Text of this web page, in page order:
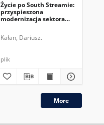
Życie po South Streamie:
przyspieszona
modernizacja sektora
Kałan, Dariusz.
plik
More